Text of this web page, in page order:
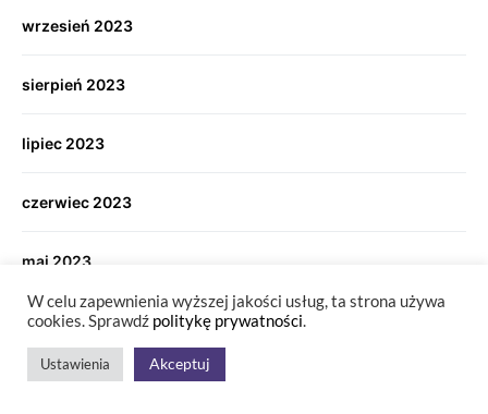
wrzesień 2023
sierpień 2023
lipiec 2023
czerwiec 2023
maj 2023
marzec 2023
listopad 2022
W celu zapewnienia wyższej jakości usług, ta strona używa
cookies. Sprawdź politykę prywatności.
Ustawienia Akceptuj